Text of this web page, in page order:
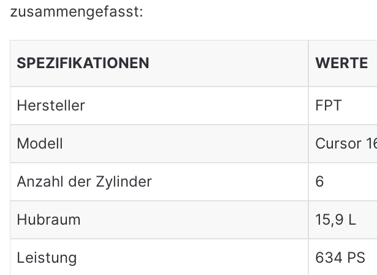
zusammengefasst:
SPEZIFIKATIONEN WERTE
Hersteller FPT
Modell Cursor
Anzahl der Zylinder 6
Hubraum 15,9 L
Leistung 634 PS